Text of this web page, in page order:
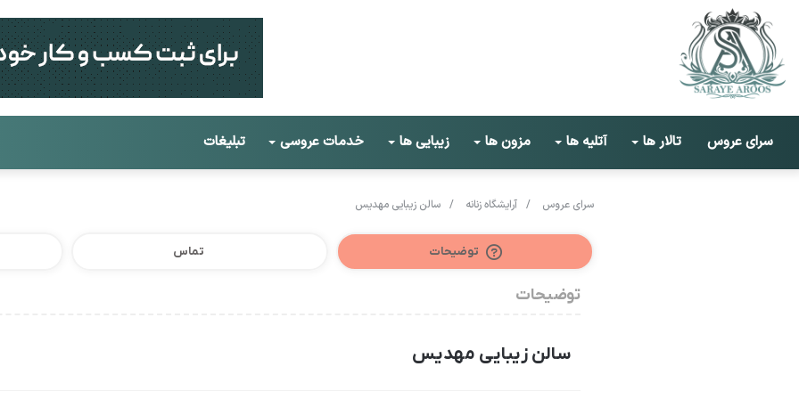
سرای عروس تالار ها آتلیه ها مزون ها زیبایی ها خدمات عروسی تبلیغات
سرای عروس / آرایشگاه زنانه / سالن زیبایی مهدیس
توضیحات تماس
توضیحات
سالن زیبایی مهدیس